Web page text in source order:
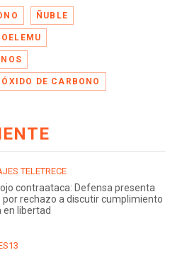
ÑUBLE
DE CARBONO
TELETRECE
contraataca: Defensa presenta
por rechazo a discutir cumplimiento
en libertad